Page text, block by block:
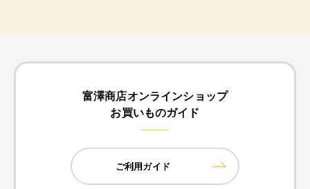
富澤商店オンラインショップ
お買いものガイド
ご利用ガイド